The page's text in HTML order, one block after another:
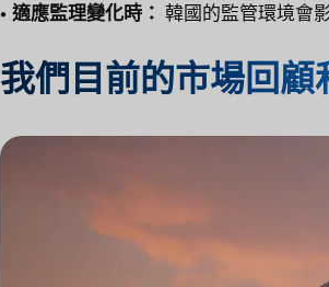
• 適應監理變化時： 韓國的監管環境會
我們目前的市場回顧